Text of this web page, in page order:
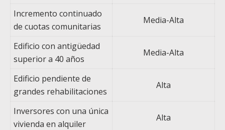
Incremento continuado
de cuotas comunitarias
Media-Alta
Edificio con antigüedad
superior a 40 años
Media-Alta
Edificio pendiente de
grandes rehabilitaciones
Alta
Inversores con una única
vivienda en alquiler
Alta